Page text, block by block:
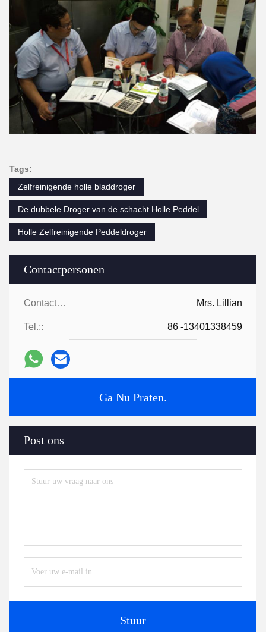
Contactpersonen
Contactpersonen: Mrs. Lillian
Tel.:: 86 -13401338459
Ga Nu Praten.
Post ons
Stuur
Tags:
Zelfreinigende holle bladdroger
De dubbele Droger van de schacht Holle Peddel
Holle Zelfreinigende Peddeldroger